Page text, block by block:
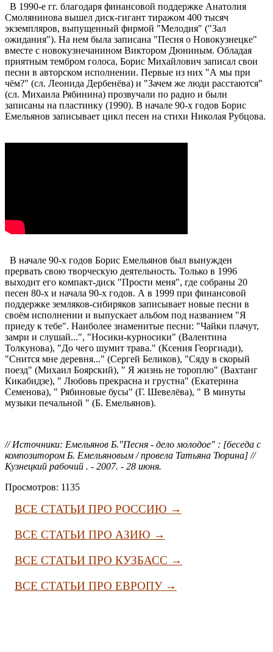
В 1990-е гг. благодаря финансовой поддержке Анатолия
Смолянинова вышел диск-гигант тиражом 400 тысяч
экземпляров, выпущенный фирмой "Мелодия" ("Зал
ожидания"). На нем была записана "Песня о Новокузнецке"
вместе с новокузнечанином Виктором Дюниным. Обладая
приятным тембром голоса, Борис Михайлович записал свои
песни в авторском исполнении. Первые из них "А мы при
чём?" (сл. Леонида Дербенёва) и "Зачем же люди расстаются"
(сл. Михаила Рябинина) прозвучали по радио и были
записаны на пластинку (1990). В начале 90-х годов Борис
Емельянов записывает цикл песен на стихи Николая Рубцова.
В начале 90-х годов Борис Емельянов был вынужден
прервать свою творческую деятельность. Только в 1996
выходит его компакт-диск "Прости меня", где собраны 20
песен 80-х и начала 90-х годов. А в 1999 при финансовой
поддержке земляков-сибиряков записывает новые песни в
своём исполнении и выпускает альбом под названием "Я
приеду к тебе". Наиболее знаменитые песни: "Чайки плачут,
замри и слушай...", "Носики-курносики" (Валентина
Толкунова), "До чего шумит трава." (Ксения Георгиади),
"Снится мне деревня..." (Сергей Беликов), "Сяду в скорый
поезд" (Михаил Боярский), " Я жизнь не тороплю" (Вахтанг
Кикабидзе), " Любовь прекрасна и грустна" (Екатерина
Семенова), " Рябиновые бусы" (Г. Шевелёва), " В минуты
музыки печальной " (Б. Емельянов).
// Источники: Емельянов Б."Песня - дело молодое" : [беседа с
композитором Б. Емельяновым / провела Татьяна Тюрина] //
Кузнецкий рабочий . - 2007. - 28 июня.
Просмотров: 1135
ВСЕ СТАТЬИ ПРО РОССИЮ →
ВСЕ СТАТЬИ ПРО АЗИЮ →
ВСЕ СТАТЬИ ПРО КУЗБАСС →
ВСЕ СТАТЬИ ПРО ЕВРОПУ →